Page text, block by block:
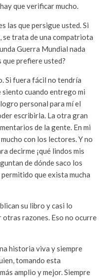
que verificar mucho.
las que persigue usted. Si
se trata de una compatriota
Guerra Mundial nada
que prefiere usted?
Si fuera fácil no tendría
cuando entrego mi
personal para mí el
escribirla. La otra gran
de la gente. En mi
con los lectores. Y no
decirme ¡qué lindos mis
de dónde saco los
que exista mucha
su libro y casi lo
otras razones. Eso no ocurre
historia viva y siempre
tomando esta
amplio y mejor. Siempre